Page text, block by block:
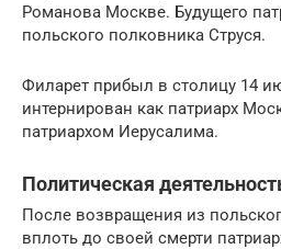
Романова Москве. Будущего
польского полковника Струся.
Филарет прибыл в столицу 14
интернирован как патриарх
патриархом Иерусалима.
Политическая
После возвращения из
вплоть до своей смерти